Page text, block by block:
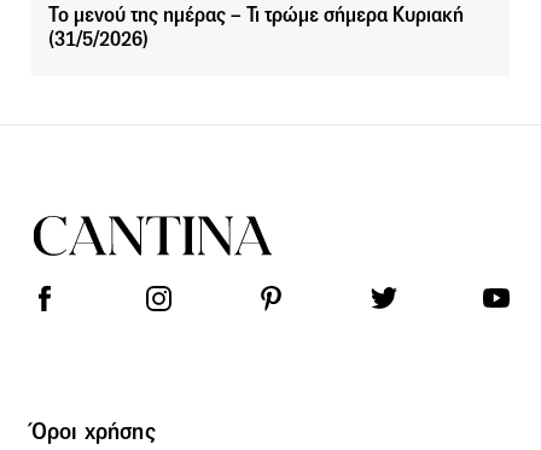
Το μενού της ημέρας – Τι τρώμε σήμερα Κυριακή
(31/5/2026)
Όροι χρήσης